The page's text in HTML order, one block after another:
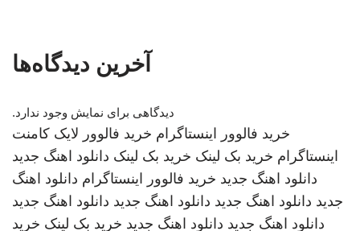
آخرین دیدگاه‌ها
دیدگاهی برای نمایش وجود ندارد.
خرید فالوور اینستاگرام خرید فالوور لایک کامنت
اینستاگرام خرید بک لینک خرید بک لینک دانلود اهنگ جدید
دانلود اهنگ جدید خرید فالوور اینستاگرام دانلود اهنگ
جدید دانلود اهنگ جدید دانلود اهنگ جدید دانلود اهنگ جدید
دانلود اهنگ جدید دانلود اهنگ جدید خرید بک لینک خرید